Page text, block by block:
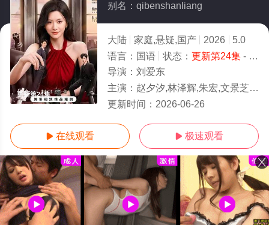
更新第24集
别名：qibenshanliang
大陆 家庭,悬疑,国产 2026
5.0
语言： 国语 状态： 更新第24集- 免费在线观看
导演： 刘爱东
主演： 赵夕汐,林泽辉,朱宏,文景芝,余宗伟,周语婷
更新时间： 2026-06-26
 在线观看  极速观看